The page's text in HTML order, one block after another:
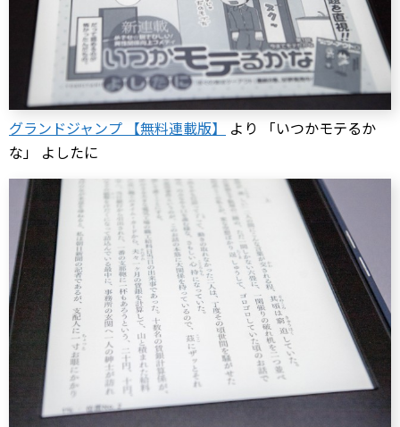
グランドジャンプ 【無料連載版】
より 「いつかモテるか
な」 よしたに